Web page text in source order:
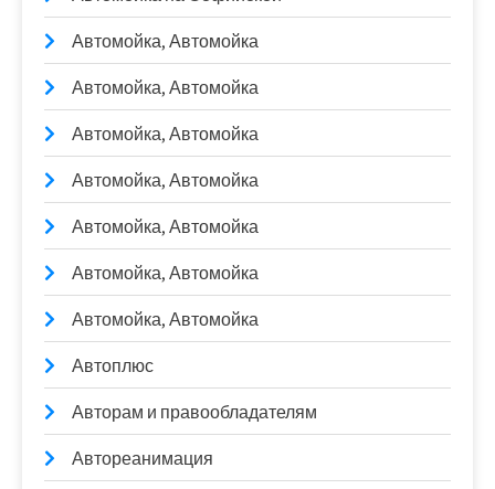
Автомойка, Автомойка
Автомойка, Автомойка
Автомойка, Автомойка
Автомойка, Автомойка
Автомойка, Автомойка
Автомойка, Автомойка
Автомойка, Автомойка
Автоплюс
Авторам и правообладателям
Автореанимация